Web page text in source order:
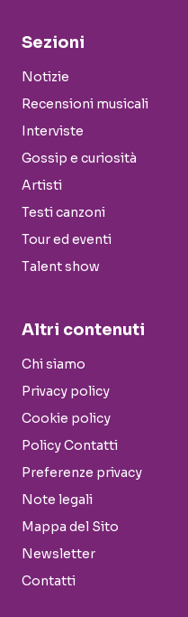
Sezioni
Notizie
Recensioni musicali
Interviste
Gossip e curiosità
Artisti
Testi canzoni
Tour ed eventi
Talent show
Altri contenuti
Chi siamo
Privacy policy
Cookie policy
Policy Contatti
Preferenze privacy
Note legali
Mappa del Sito
Newsletter
Contatti